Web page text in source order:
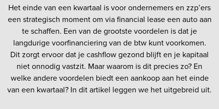
Het einde van een kwartaal is voor ondernemers en zzp’ers
een strategisch moment om via financial lease een auto aan
te schaffen. Een van de grootste voordelen is dat je
langdurige voorfinanciering van de btw kunt voorkomen.
Dit zorgt ervoor dat je cashflow gezond blijft en je kapitaal
niet onnodig vastzit. Maar waarom is dit precies zo? En
welke andere voordelen biedt een aankoop aan het einde
van een kwartaal? In dit artikel leggen we het uitgebreid uit.